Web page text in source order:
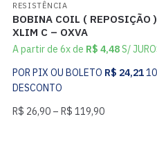
RESISTÊNCIA
BOBINA COIL ( REPOSIÇÃO
XLIM C – OXVA
A partir de 6x de R$ 4,48S/
POR PIX OU BOLETO R$ 24,21
DESCONTO
R$ 26,90– R$ 119,90